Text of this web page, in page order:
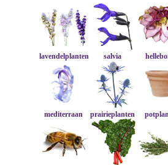
lavendelplanten salvia
mediterraan prairieplanten